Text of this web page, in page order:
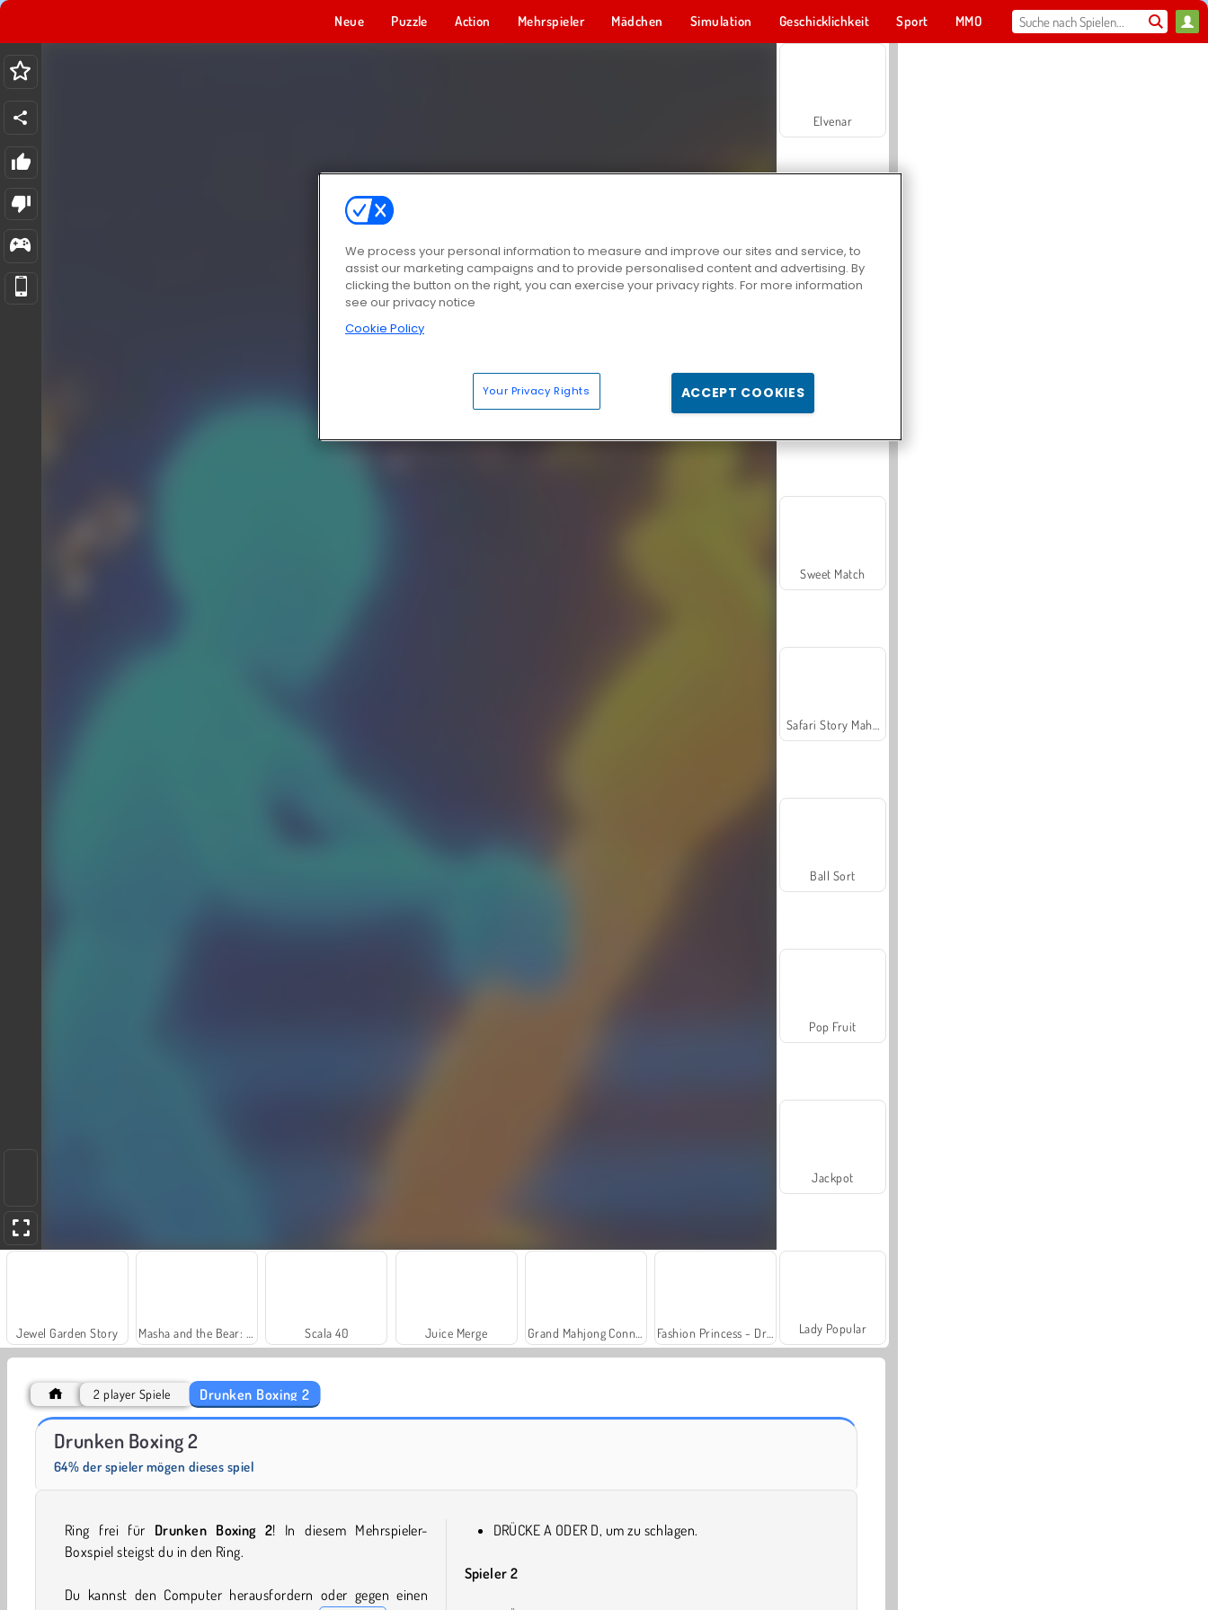
Neue Puzzle Action Mehrspieler Mädchen Simulation Geschicklichkeit Sport MMO
Jewel Garden Story Scala 40 Juice Merge
Farm Merge Valley
Elvenar
Sweet Match
Ball Sort
Pop Fruit
Jackpot
Lady Popular
2 player Spiele Drunken Boxing 2
Drunken Boxing 2
64% der spieler mögen dieses spiel
Ring frei für Drunken Boxing 2! In diesem Mehrspieler-
Boxspiel steigst du in den Ring.
Du kannst den Computer herausfordern oder gegen einen
DRÜCKE A ODER D, um zu schlagen.
Spieler 2
We process your personal information to measure and improve our sites and service, to
assist our marketing campaigns and to provide personalised content and advertising. By
clicking the button on the right, you can exercise your privacy rights. For more information
see our privacy notice
Cookie Policy
Your Privacy Rights ACCEPT COOKIES